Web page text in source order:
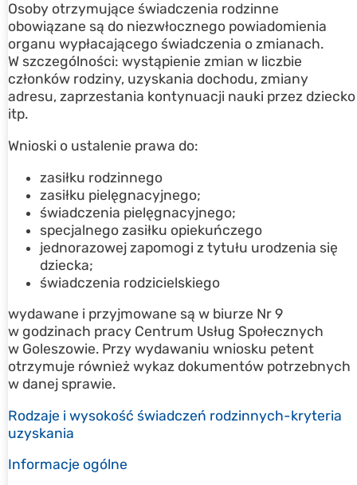
Osoby otrzymujące świadczenia rodzinne
obowiązane są do niezwłocznego powiadomienia
organu wypłacającego świadczenia o zmianach.
W szczególności: wystąpienie zmian w liczbie
członków rodziny, uzyskania dochodu, zmiany
adresu, zaprzestania kontynuacji nauki przez dziecko
itp.
Wnioski o ustalenie prawa do:
zasiłku rodzinnego
zasiłku pielęgnacyjnego;
świadczenia pielęgnacyjnego;
specjalnego zasiłku opiekuńczego
jednorazowej zapomogi z tytułu urodzenia się
dziecka;
świadczenia rodzicielskiego
wydawane i przyjmowane są w biurze Nr 9
w godzinach pracy Centrum Usług Społecznych
w Goleszowie. Przy wydawaniu wniosku petent
otrzymuje również wykaz dokumentów potrzebnych
w danej sprawie.
Rodzaje i wysokość świadczeń rodzinnych-kryteria
uzyskania
Informacje ogólne